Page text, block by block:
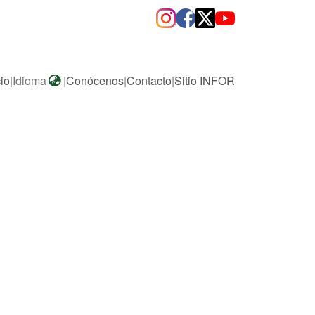
|Idioma |Conócenos|Contacto|Sitio INFOR